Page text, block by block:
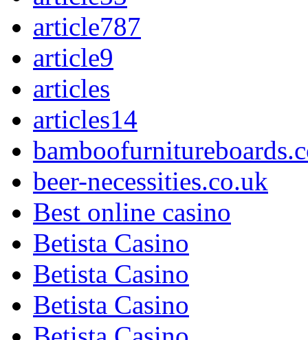
article787
article9
articles
articles14
beer-necessities.co.uk
Best online casino
Betista Casino
Betista Casino
Betista Casino